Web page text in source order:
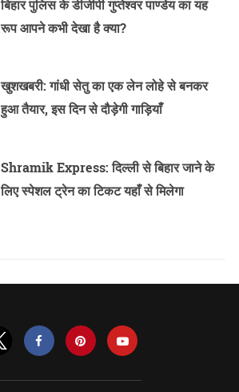
बिहार पुलिस के डीजीपी गुप्तेश्वर पाण्डेय का यह
रूप आपने कभी देखा है क्या?
खुशखबरी: गांधी सेतु का एक लेन लोहे से बनकर
हुआ तैयार, इस दिन से दौड़ेगी गाड़ियाँ
Shramik Express: दिल्ली से बिहार जाने के
लिए स्पेशल ट्रेन का टिकट यहाँ से मिलेगा